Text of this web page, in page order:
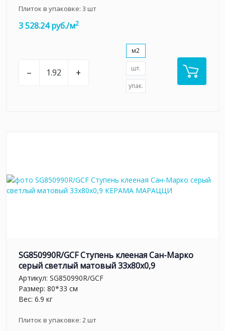
Плиток в упаковке: 3 шт
3 528.24 руб./м2
– +
м2
шт.
упак.
SG850990R/GCF Ступень клееная Сан-Марко
серый светлый матовый 33x80x0,9
Артикул: SG850990R/GCF
Размер: 80*33 см
Вес: 6.9 кг
Плиток в упаковке: 2шт